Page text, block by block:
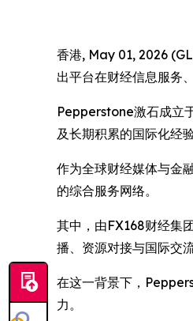
香港, May 01, 2026
出平台在财经信息服务
Pepperstone激石成立
及长期积累的国际化经
作为全球财经媒体与金
的综合服务网络。
其中，由FX168财经集
播、资源对接与国际交
在这一背景下，
力。